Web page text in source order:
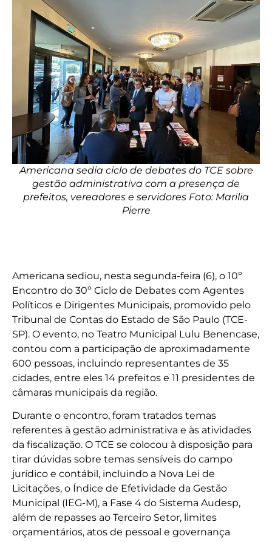
Americana sedia ciclo de debates do TCE sobre
gestão administrativa com a presença de
prefeitos, vereadores e servidores Foto: Marilia
Pierre
Americana sediou, nesta segunda-feira (6), o 10º
Encontro do 30º Ciclo de Debates com Agentes
Políticos e Dirigentes Municipais, promovido pelo
Tribunal de Contas do Estado de São Paulo (TCE-
SP). O evento, no Teatro Municipal Lulu Benencase,
contou com a participação de aproximadamente
600 pessoas, incluindo representantes de 35
cidades, entre eles 14 prefeitos e 11 presidentes de
câmaras municipais da região.
Durante o encontro, foram tratados temas
referentes à gestão administrativa e às atividades
da fiscalização. O TCE se colocou à disposição para
tirar dúvidas sobre temas sensíveis do campo
jurídico e contábil, incluindo a Nova Lei de
Licitações, o Índice de Efetividade da Gestão
Municipal (IEG-M), a Fase 4 do Sistema Audesp,
além de repasses ao Terceiro Setor, limites
orçamentários, atos de pessoal e governança